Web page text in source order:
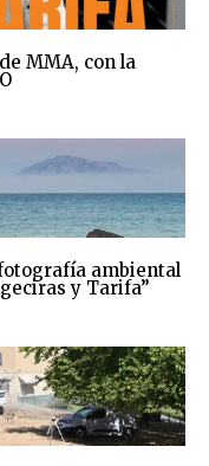
MMA, con la
ambiental
y Tarifa”